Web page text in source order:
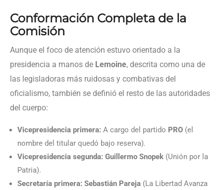
Conformación Completa de la
Comisión
Aunque el foco de atención estuvo orientado a la
presidencia a manos de Lemoine, descrita como una de
las legisladoras más ruidosas y combativas del
oficialismo, también se definió el resto de las autoridades
del cuerpo:
Vicepresidencia primera: A cargo del partido PRO (el
nombre del titular quedó bajo reserva).
Vicepresidencia segunda: Guillermo Snopek (Unión por la
Patria).
Secretaría primera: Sebastián Pareja (La Libertad Avanza